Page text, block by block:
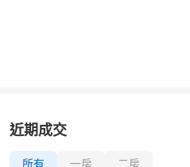
近期成交
所有 一房 二房